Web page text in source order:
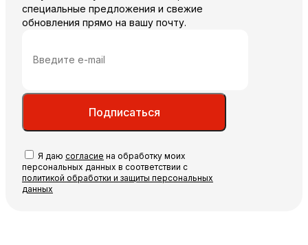
специальные предложения и свежие
обновления прямо на вашу почту.
Подписаться
Я даю согласие на обработку моих
персональных данных в соответствии с
политикой обработки и защиты персональных
данных